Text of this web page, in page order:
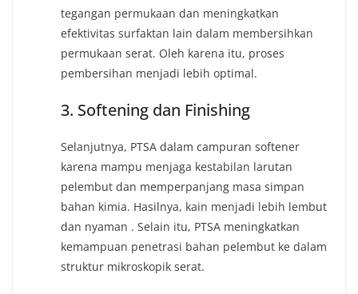
tegangan permukaan dan meningkatkan
efektivitas surfaktan lain dalam membersihkan
permukaan serat. Oleh karena itu, proses
pembersihan menjadi lebih optimal.
3. Softening dan Finishing
Selanjutnya, PTSA dalam campuran softener
karena mampu menjaga kestabilan larutan
pelembut dan memperpanjang masa simpan
bahan kimia. Hasilnya, kain menjadi lebih lembut
dan nyaman . Selain itu, PTSA meningkatkan
kemampuan penetrasi bahan pelembut ke dalam
struktur mikroskopik serat.